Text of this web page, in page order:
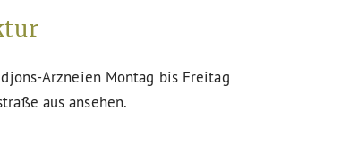
Arzneien Montag bis Freitag
aus ansehen.